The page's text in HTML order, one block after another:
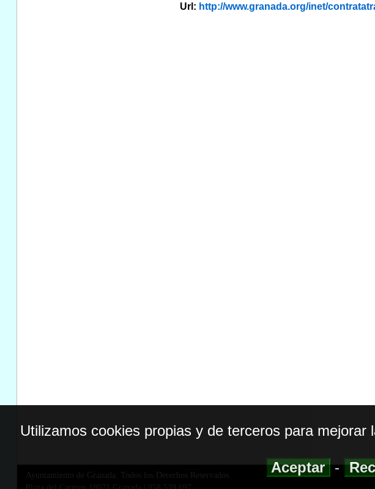
Url: http://www.granada.org/inet/
Ayuntamiento de Granada. Todos los Derechos Reservados.
Utilizamos cookies propias y de terceros para
Aceptar-